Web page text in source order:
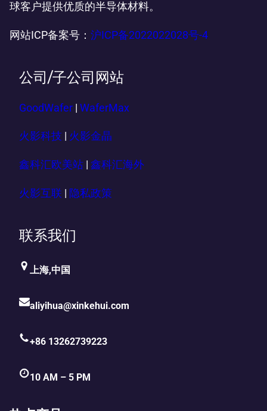
球客户提供优质的半导体材料。
网站ICP备案号： 沪ICP备2022022028号-4
公司/子公司网站
GoodWafer | WaferMax
火影科技 火影金晶
鑫科汇欧美站 | 鑫科汇海外
火影互联 | 隐私政策
联系我们
上海,中国
aliyihua@xinkehui.com
+86 13262739223
10 AM – 5 PM